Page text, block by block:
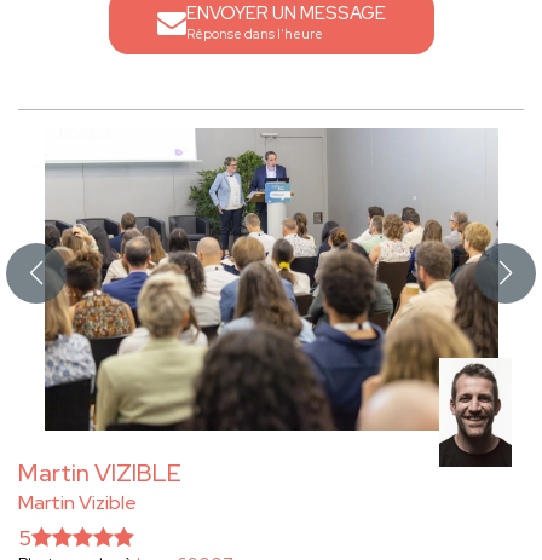
ENVOYER UN MESSAGE
Réponse dans l'heure
Martin VIZIBLE
Martin Vizible
5